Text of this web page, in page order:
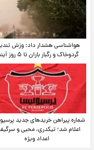
هواشناسی هشدار داد: وزش
گردوخاک و رگبار باران تا ۵ روز آینده
شماره پیراهن خریدهای جدید
اعلام شد؛ تیکدری، محبی و
اعداد ویژه